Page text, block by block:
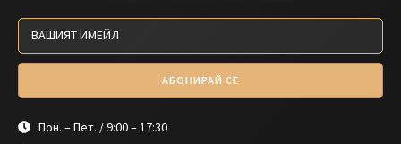
АБОНИРАЙ СЕ
Пон. – Пет. / 9:00 – 17:30